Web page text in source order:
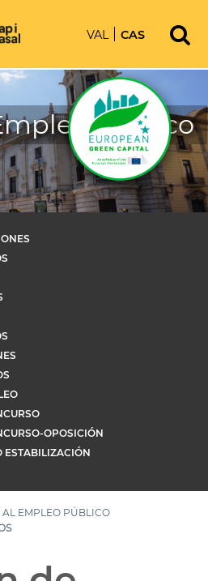
VAL CAS
Público
OPOSICIÓN
ESTABILIZACIÓN
AL EMPLEO PÚBLICO